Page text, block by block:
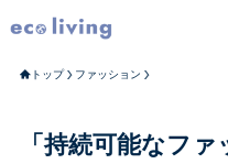
トップ ファッション
「持続可能なフ